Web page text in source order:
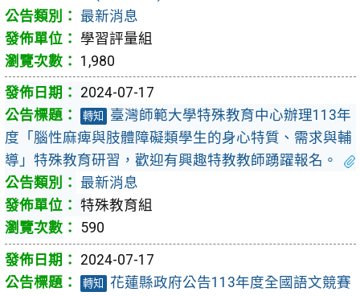
最新消息
學習評量組
1,980
2024-07-17
轉知
臺灣師範大學特殊教育中心辦理113年
度「腦性麻痺與肢體障礙類學生的身心特質、需求與輔
導」特殊教育研習，歡迎有興趣特教教師踴躍報名。
最新消息
特殊教育組
590
2024-07-17
轉知
花蓮縣政府公告113年度全國語文競賽